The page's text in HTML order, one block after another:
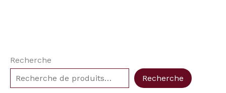
Recherche
Recherche